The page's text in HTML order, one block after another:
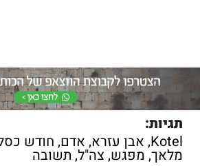
תגיות:
Kotel
, אבן עזרא, אדם, חודש
מלאך, מפגש, צה"ל, תשובה